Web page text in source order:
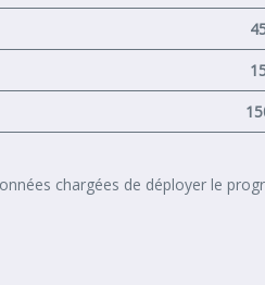
chargées de déployer le